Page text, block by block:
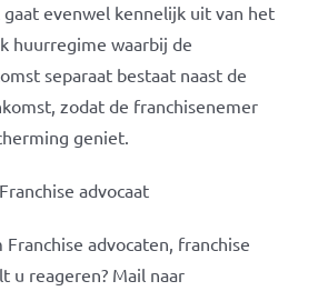
gaat evenwel kennelijk uit van het
huurregime waarbij de
separaat bestaat naast de
zodat de franchisenemer
geniet.
advocaat
Franchise advocaten, franchise
u reageren? Mail naar